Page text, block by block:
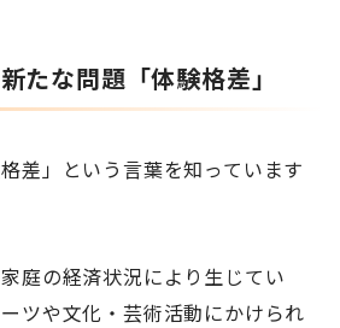
たな問題「体験格差」
差」という言葉を知っています
庭の経済状況により生じてい
ツや文化・芸術活動にかけられ